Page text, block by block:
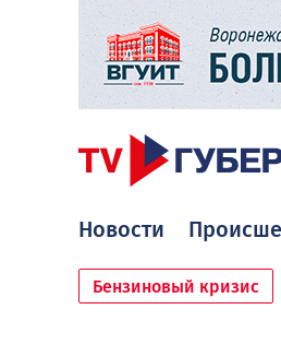
Новости
Бензиновый кризис